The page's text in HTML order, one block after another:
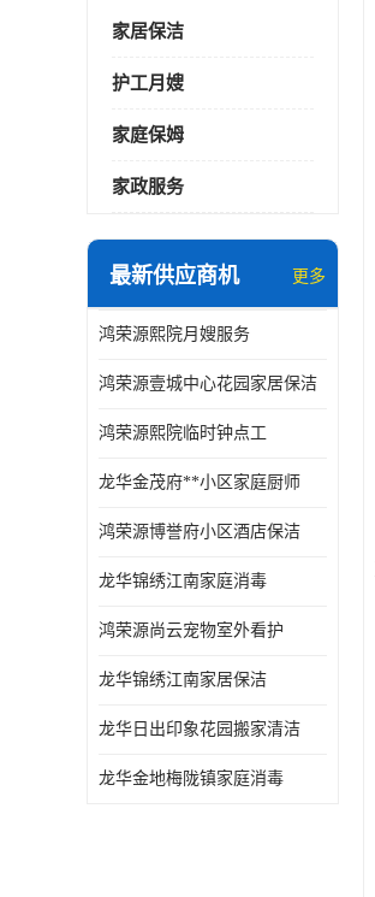
家居保洁
护工月嫂
家庭保姆
家政服务
最新供应商机 更多
鸿荣源熙院月嫂服务
鸿荣源壹城中心花园家居保洁
鸿荣源熙院临时钟点工
龙华金茂府**小区家庭厨师
鸿荣源博誉府小区酒店保洁
龙华锦绣江南家庭消毒
鸿荣源尚云宠物室外看护
龙华锦绣江南家居保洁
龙华日出印象花园搬家清洁
龙华金地梅陇镇家庭消毒